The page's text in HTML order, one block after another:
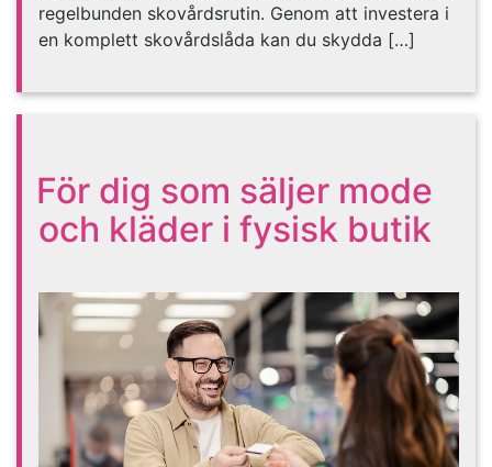
regelbunden skovårdsrutin. Genom att investera i
en komplett skovårdslåda kan du skydda […]
För dig som säljer mode
och kläder i fysisk butik